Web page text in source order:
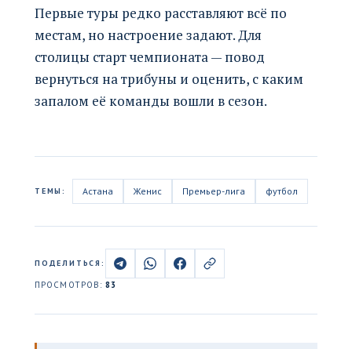
Первые туры редко расставляют всё по
местам, но настроение задают. Для
столицы старт чемпионата — повод
вернуться на трибуны и оценить, с каким
запалом её команды вошли в сезон.
ТЕМЫ: Астана Женис Премьер-лига футбол
ПОДЕЛИТЬСЯ:
ПРОСМОТРОВ:83